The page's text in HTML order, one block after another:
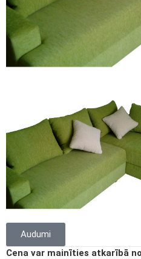
Audumi
Cena var mainīties atkarībā